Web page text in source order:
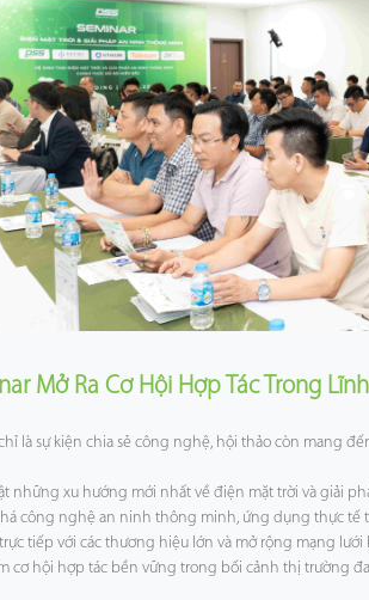
Mở Ra Cơ Hội Hợp Tác Trong
là sự kiện chia sẻ công nghệ, hội thảo còn mang
những xu hướng mới nhất về điện mặt trời và giải
công nghệ an ninh thông minh, ứng dụng thực tế
tiếp với các thương hiệu lớn và mở rộng mạng lưới
cơ hội hợp tác bền vững trong bối cảnh thị trường